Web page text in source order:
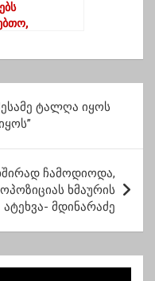
არ
ტალღა იყოს
ჩამოდიოდა,
ხმაურის
ატეხვა- მდინარაძე